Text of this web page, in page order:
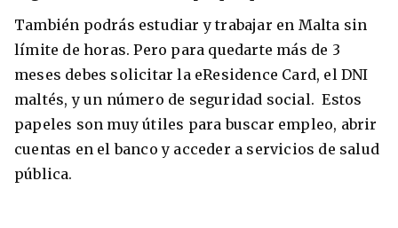
También podrás estudiar y trabajar en Malta sin
límite de horas. Pero para quedarte más de 3
meses debes solicitar la eResidence Card, el DNI
maltés, y un número de seguridad social. Estos
papeles son muy útiles para buscar empleo, abrir
cuentas en el banco y acceder a servicios de salud
pública.